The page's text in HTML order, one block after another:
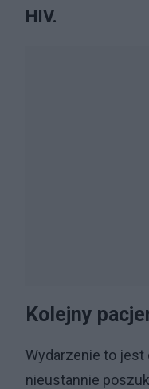
HIV.
Kolejny
Wydarzenie to jest
nieustannie